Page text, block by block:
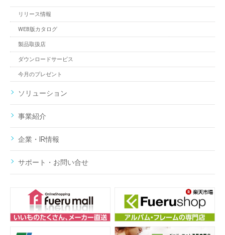
リリース情報
WEB版カタログ
製品取扱店
ダウンロードサービス
今月のプレゼント
ソリューション
事業紹介
企業・IR情報
サポート・お問い合せ